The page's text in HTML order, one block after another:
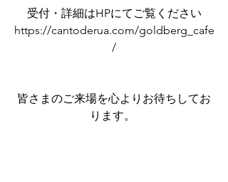
受付・詳細はHPにてご覧ください
https://cantoderua.com/goldberg_cafe
/
皆さまのご来場を心よりお待ちしてお
ります。